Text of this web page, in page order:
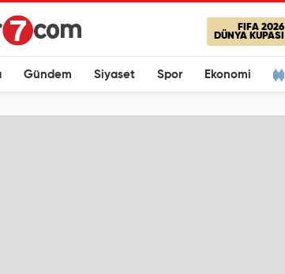
FIFA 2026
DÜNYA KUPASI
Gündem Siyaset Spor Ekonomi